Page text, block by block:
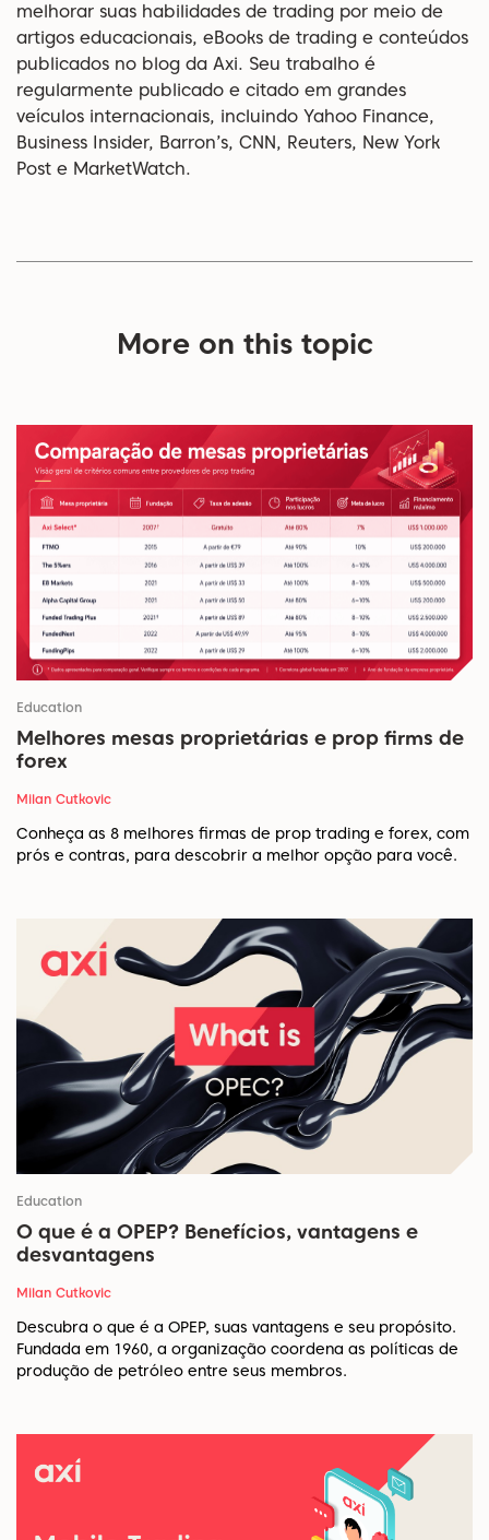
melhorar suas habilidades de trading por meio de
artigos educacionais, eBooks de trading e conteúdos
publicados no blog da Axi. Seu trabalho é
regularmente publicado e citado em grandes
veículos internacionais, incluindo Yahoo Finance,
Business Insider, Barron’s, CNN, Reuters, New York
Post e MarketWatch.
More on this topic
Education
Melhores mesas proprietárias e prop firms de
forex
Milan Cutkovic
Conheça as 8 melhores firmas de prop trading e forex, com
prós e contras, para descobrir a melhor opção para você.
Education
O que é a OPEP? Benefícios, vantagens e
desvantagens
Milan Cutkovic
Descubra o que é a OPEP, suas vantagens e seu propósito.
Fundada em 1960, a organização coordena as políticas de
produção de petróleo entre seus membros.